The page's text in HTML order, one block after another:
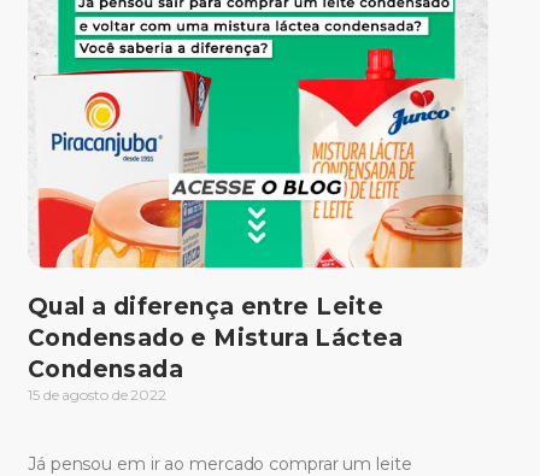
Qual a diferença entre Leite
Condensado e Mistura Láctea
Condensada
15 de agosto de 2022
Já pensou em ir ao mercado comprar um leite